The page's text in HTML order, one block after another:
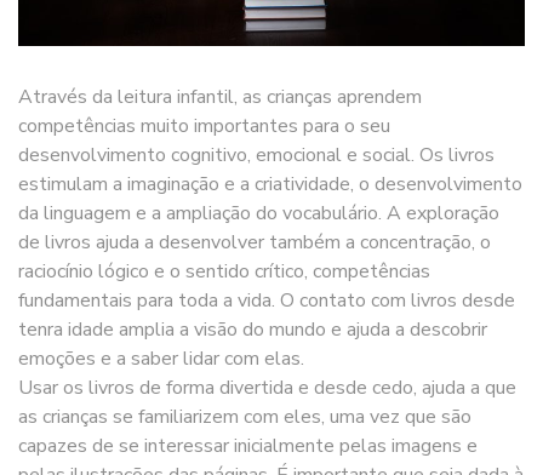
Através da leitura infantil, as crianças aprendem
competências muito importantes para o seu
desenvolvimento cognitivo, emocional e social. Os livros
estimulam a imaginação e a criatividade, o desenvolvimento
da linguagem e a ampliação do vocabulário. A exploração
de livros ajuda a desenvolver também a concentração, o
raciocínio lógico e o sentido crítico, competências
fundamentais para toda a vida. O contato com livros desde
tenra idade amplia a visão do mundo e ajuda a descobrir
emoções e a saber lidar com elas.
Usar os livros de forma divertida e desde cedo, ajuda a que
as crianças se familiarizem com eles, uma vez que são
capazes de se interessar inicialmente pelas imagens e